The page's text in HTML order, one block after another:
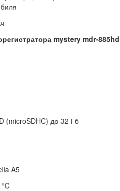
mystery mdr-885hd
(microSDHC) до 32 Гб
A5